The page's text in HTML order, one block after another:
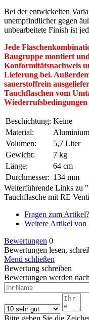
Bei der entwickelten
unempfindlicher gegen
unbearbeitete Finish ist
Jede
Baugruppe montiert
Konformitätsnachweis
Lieferung bei.
sauerstoffrein
Tauchflaschen vom
Wiederrufsbedingungen
Beschichtung: Keine
Material:
Aluminium
Volumen:
5,7 Liter
Gewicht:
7 kg
Länge:
64 cm
Durchmesser: 134 mm
Weiterführende Links zu
Tauchflasche mit RE
Fragen zum Artikel?
Weitere Artikel von
Bewertungen 0
Bewertungen lesen,
Menü schließen
Bewertung schreiben
Bewertungen werden
Bitte geben Sie die